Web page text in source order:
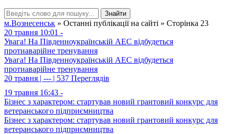
Знайти
м.Вознесенськ » Останні публікації на сайті » Сторінка 23
20 травня 10:01 -
Увага! На Південноукраїнській АЕС відбудеться
протиаварійне тренування
Увага! На Південноукраїнській АЕС відбудеться
протиаварійне тренування
20 травня | --- | 537 Переглядів
19 травня 16:43 -
Бізнес з характером: стартував новий грантовий конкурс для
ветеранського підприємництва
Бізнес з характером: стартував новий грантовий конкурс для
ветеранського підприємництва